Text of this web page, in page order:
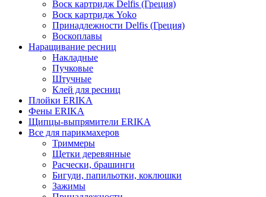
Воск картридж Delfis (Греция)
Воск картридж Yoko
Принадлежности Delfis (Греция)
Воскоплавы
Наращивание ресниц
Накладные
Пучковые
Штучные
Клей для ресниц
Плойки ERIKA
Фены ERIKA
Щипцы-выпрямители ERIKA
Все для парикмахеров
Триммеры
Щетки деревянные
Расчески, брашинги
Бигуди, папильотки, коклюшки
Зажимы